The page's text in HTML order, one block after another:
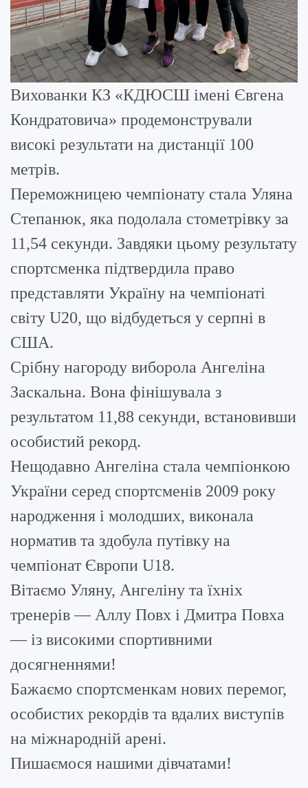
Вихованки КЗ «КДЮСШ імені Євгена
Кондратовича» продемонстрували
високі результати на дистанції 100
метрів.
Переможницею чемпіонату стала Уляна
Степанюк, яка подолала стометрівку за
11,54 секунди. Завдяки цьому результату
спортсменка підтвердила право
представляти Україну на чемпіонаті
світу U20, що відбудеться у серпні в
США.
Срібну нагороду виборола Ангеліна
Заскальна. Вона фінішувала з
результатом 11,88 секунди, встановивши
особистий рекорд.
Нещодавно Ангеліна стала чемпіонкою
України серед спортсменів 2009 року
народження і молодших, виконала
норматив та здобула путівку на
чемпіонат Європи U18.
Вітаємо Уляну, Ангеліну та їхніх
тренерів — Аллу Повх і Дмитра Повха
— із високими спортивними
досягненнями!
Бажаємо спортсменкам нових перемог,
особистих рекордів та вдалих виступів
на міжнародній арені.
Пишаємося нашими дівчатами!